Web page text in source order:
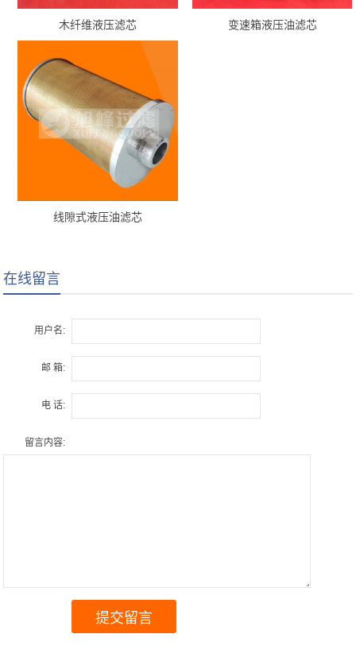
木纤维液压滤芯 变速箱液压油滤芯
线隙式液压油滤芯
在线留言
用户名:
邮 箱:
电 话:
留言内容: